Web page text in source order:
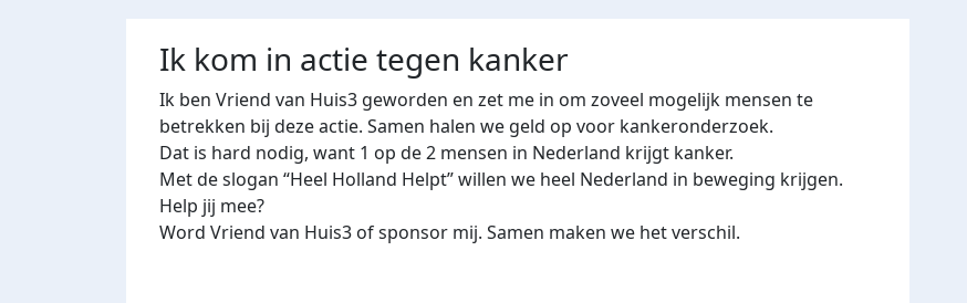
Ik kom in actie tegen kanker
Ik ben Vriend van Huis3 geworden en zet me in om zoveel mogelijk mensen te
betrekken bij deze actie. Samen halen we geld op voor kankeronderzoek.
Dat is hard nodig, want 1 op de 2 mensen in Nederland krijgt kanker.
Met de slogan “Heel Holland Helpt” willen we heel Nederland in beweging krijgen.
Help jij mee?
Word Vriend van Huis3 of sponsor mij. Samen maken we het verschil.